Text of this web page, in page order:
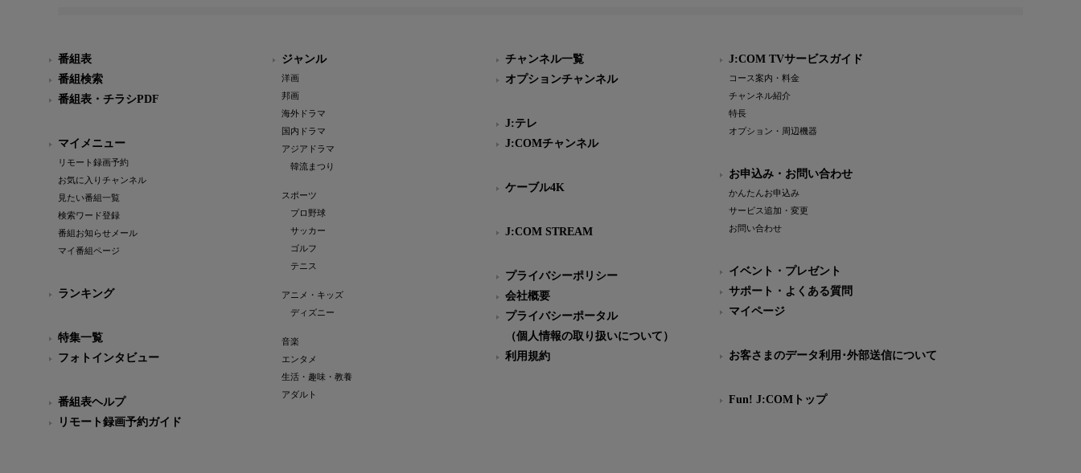
番組表
番組検索
番組表・チラシPDF
マイメニュー
リモート録画予約
お気に入りチャンネル
見たい番組一覧
検索ワード登録
番組お知らせメール
マイ番組ページ
ランキング
特集一覧
フォトインタビュー
番組表ヘルプ
リモート録画予約ガイド
ジャンル
洋画
邦画
海外ドラマ
国内ドラマ
アジアドラマ
韓流まつり
スポーツ
プロ野球
サッカー
ゴルフ
テニス
アニメ・キッズ
ディズニー
音楽
エンタメ
生活・趣味・教養
アダルト
チャンネル一覧
オプションチャンネル
J:テレ
J:COMチャンネル
ケーブル4K
J:COM STREAM
プライバシーポリシー
会社概要
プライバシーポータル
（個人情報の取り扱いについて）
利用規約
J:COM TVサービスガイド
コース案内・料金
チャンネル紹介
特長
オプション・周辺機器
お申込み・お問い合わせ
かんたんお申込み
サービス追加・変更
お問い合わせ
イベント・プレゼント
サポート・よくある質問
マイページ
お客さまのデータ利用･外部送信について
Fun! J:COMトップ